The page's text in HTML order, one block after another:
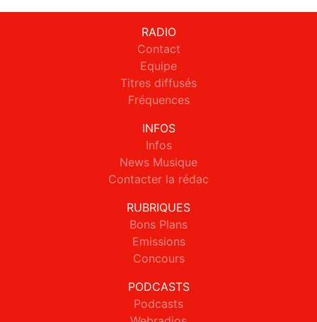
RADIO
Contact
Equipe
Titres diffusés
Fréquences
INFOS
Infos
News Musique
Contacter la rédac
RUBRIQUES
Bons Plans
Emissions
Concours
PODCASTS
Podcasts